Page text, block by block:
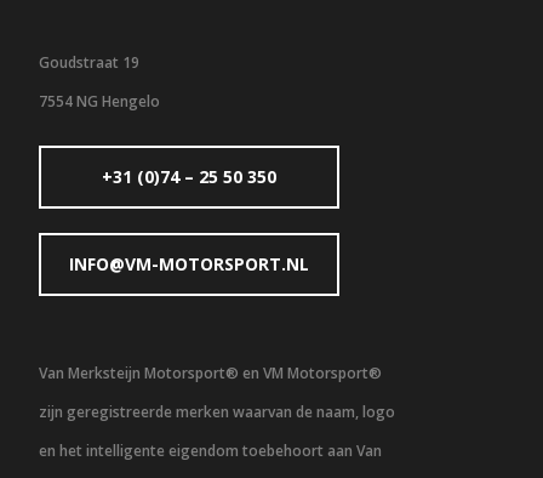
Goudstraat 19
7554 NG Hengelo
+31 (0)74 – 25 50 350
INFO@VM-MOTORSPORT.NL
Van Merksteijn Motorsport® en VM Motorsport®
zijn geregistreerde merken waarvan de naam, logo
en het intelligente eigendom toebehoort aan Van